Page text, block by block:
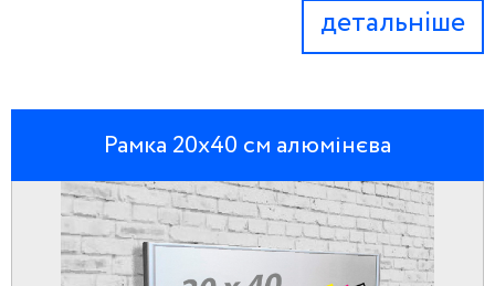
детальніше
Рамка 20х40 см алюмінєва